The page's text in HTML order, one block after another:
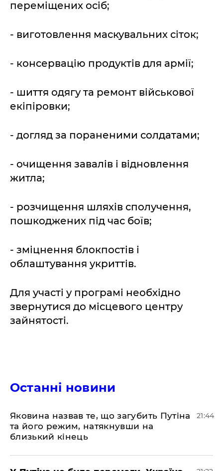
переміщених осіб;
- виготовлення маскувальних сіток;
- консервацію продуктів для армії;
- шиття одягу та ремонт військової
екіпіровки;
- догляд за пораненими солдатами;
- очищення завалів і відновлення
житла;
- розчищення шляхів сполучення,
пошкоджених під час боїв;
- зміцнення блокпостів і
облаштування укриттів.
Для участі у програмі необхідно
звернутися до місцевого центру
зайнятості.
Останні новини
Яковина назвав те, що загубить Путіна
та його режим, натякнувши на
близький кінець
21:44